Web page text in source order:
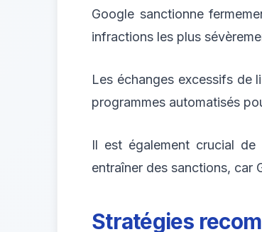
Google sanctionne
infractions les plus
Les échanges excessifs de
programmes automatisés
Il est également crucial
entraîner des sanctions, car
Stratégies